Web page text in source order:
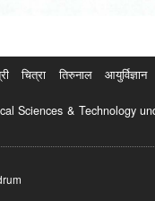
तिरुनाल आयुर्विज्ञान
Sciences & Technology